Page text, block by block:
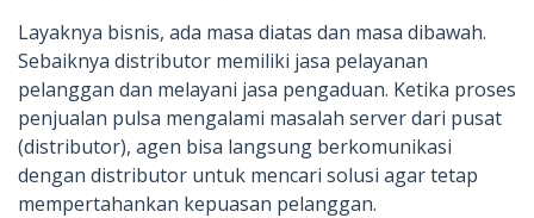
Layaknya bisnis, ada masa diatas dan masa dibawah.
Sebaiknya distributor memiliki jasa pelayanan
pelanggan dan melayani jasa pengaduan. Ketika proses
penjualan pulsa mengalami masalah server dari pusat
(distributor), agen bisa langsung berkomunikasi
dengan distributor untuk mencari solusi agar tetap
mempertahankan kepuasan pelanggan.